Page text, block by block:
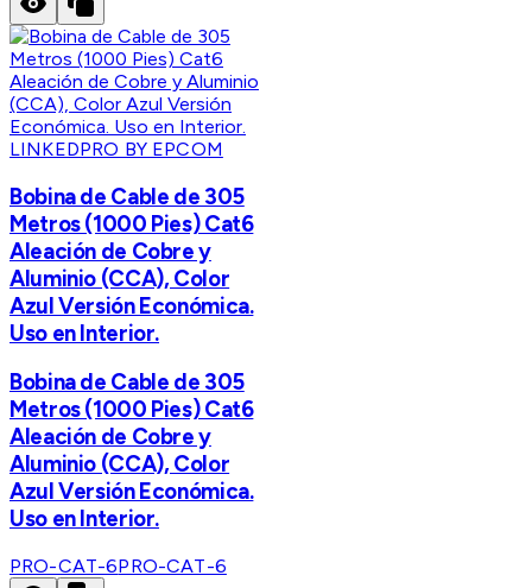
LINKEDPRO BY EPCOM
Bobina de Cable de 305
Metros (1000 Pies) Cat6
Aleación de Cobre y
Aluminio (CCA), Color
Azul Versión Económica.
Uso en Interior.
Bobina de Cable de 305
Metros (1000 Pies) Cat6
Aleación de Cobre y
Aluminio (CCA), Color
Azul Versión Económica.
Uso en Interior.
PRO-CAT-6PRO-CAT-6